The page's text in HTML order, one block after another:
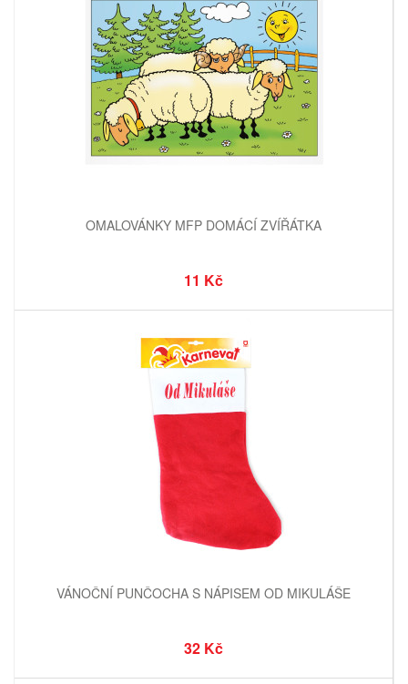
OMALOVÁNKY MFP DOMÁCÍ ZVÍŘÁTKA
11 Kč
VÁNOČNÍ PUNČOCHA S NÁPISEM OD MIKULÁŠE
32 Kč